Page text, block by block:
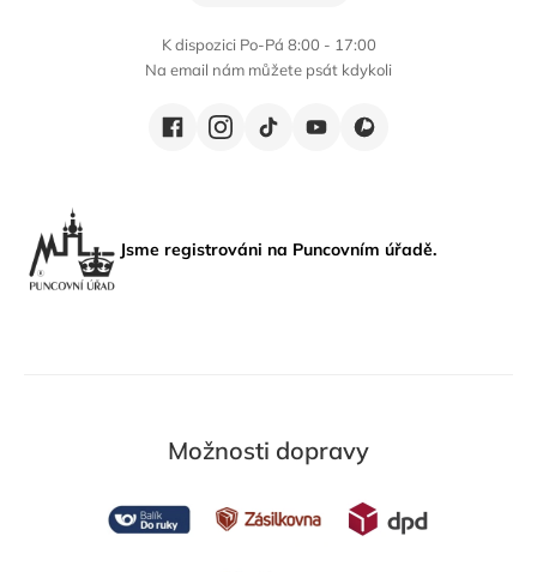
K dispozici Po-Pá 8:00 - 17:00
Na email nám můžete psát kdykoli
Jsme registrováni na Puncovním úřadě.
Možnosti dopravy